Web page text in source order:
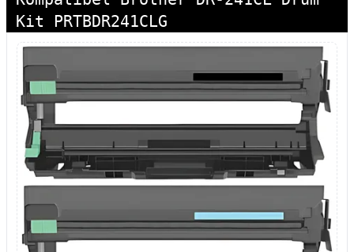
Kit PRTBDR241CLG